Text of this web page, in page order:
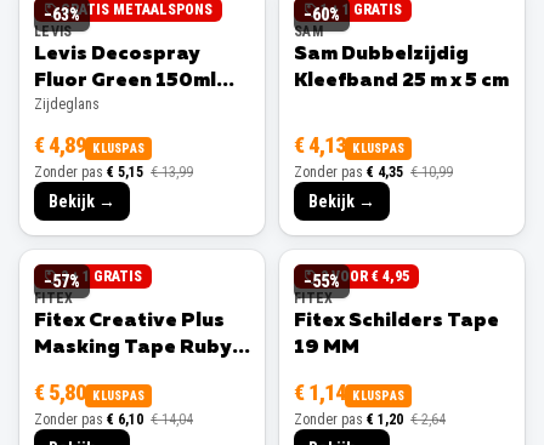
−63%
GRATIS METAALSPONS
LEVIS
Levis Decospray
Fluor Green 150ml
Zijdeglans
Zijdeglans
€ 4,89 KLUSPAS
Zonder pas € 5,15 € 13,99
Bekijk →
−60%
1 + 1 GRATIS
SAM
Sam Dubbelzijdig
Kleefband 25 m x 5 cm
€ 4,13 KLUSPAS
Zonder pas € 4,35 € 10,99
Bekijk →
−57%
3 + 1 GRATIS
FITEX
Fitex Creative Plus
Masking Tape Ruby
€ 5,80 KLUSPAS
Zonder pas € 6,10 € 14,04
−55%
3 VOOR € 4,95
FITEX
Fitex Schilders Tape
19 MM
€ 1,14 KLUSPAS
Zonder pas € 1,20 € 2,64